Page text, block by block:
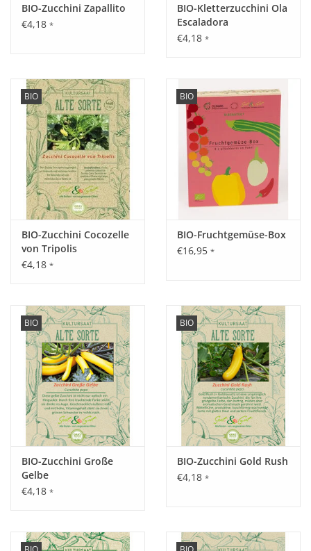
BIO-Zucchini Zapallito
€4,18 *
BIO-Kletterzucchini Ola
Escaladora
€4,18 *
BIO
BIO-Zucchini Cocozelle
von Tripolis
€4,18 *
BIO
BIO-Fruchtgemüse-Box
€16,95 *
BIO
BIO-Zucchini Große
Gelbe
€4,18 *
BIO
BIO-Zucchini Gold Rush
€4,18 *